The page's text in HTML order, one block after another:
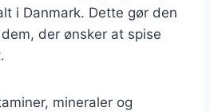
i Danmark. Dette gør den
der ønsker at spise
mineraler og